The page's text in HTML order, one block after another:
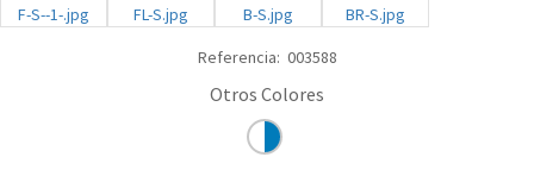
Referencia: 003588